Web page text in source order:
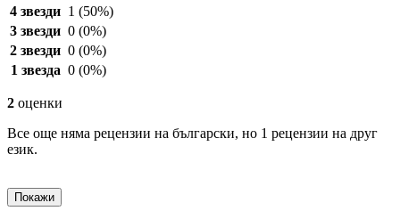
4 звезди 1 (50%)
3 звезди 0 (0%)
2 звезди 0 (0%)
1 звезда 0 (0%)
2 оценки
Все още няма рецензии на български, но 1 рецензии на друг
език.
Покажи